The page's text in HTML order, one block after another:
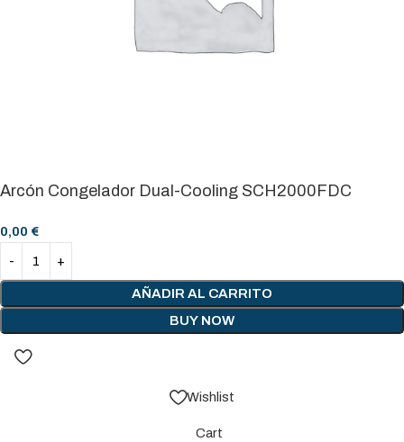
Arcón Congelador Dual-Cooling SCH2000FDC
0,00 €
AÑADIR AL CARRITO
BUY NOW
Wishlist
Cart